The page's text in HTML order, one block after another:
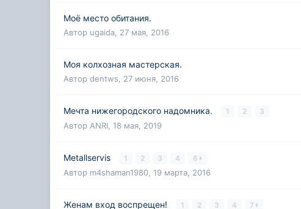
Моё место обитания.
Автор ugaida 27 мая, 2016
Моя колхозная мастерская.
Авторdentws 27 июня, 2016
Мечта нижегородского надомника. 1 2 3
Автор ANRI ,18 мая, 2019
Мetallservis 1 2 3 4 6
Автор m4shaman1980 ,19 марта, 2016
Женам вход воспрещен! 1 2 3 4 7